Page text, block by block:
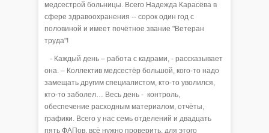
медсестрой больницы. Всего Надежда Карасёва в
сфере здравоохранения -- сорок один год с
половиной и имеет почётное звание "Ветеран
труда"!
- Каждый день – работа с кадрами, - рассказывает
она. – Коллектив медсестёр большой, кого-то надо
замещать другим специалистом, кто-то уволился,
кто-то заболел… Весь день - контроль,
обеспечение расходным материалом, отчёты,
графики. Всего у нас семь отделений и двадцать
пять ФАПов, всё нужно проверить, для этого